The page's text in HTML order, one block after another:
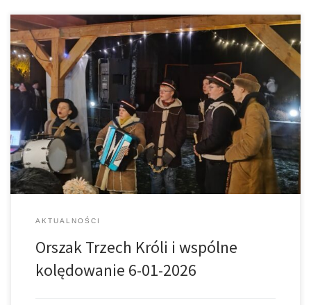
Po Mszy św. o godz. 15. uczestnicy liturgii i ci, który przed godz. 16
przyszli specjalnie na orszak, wyszli z parafialnej świątyni i przy
gromko śpiewanej kolędzie okrążyli kościół i udali się na plac
integracyjny pod chmurką koło plebanii, gdzie odbyło się
parafialne kolędowanie. W słowie przed orszakiem Ks. proboszcz
[…]
AKTUALNOŚCI
Orszak Trzech Króli i wspólne
kolędowanie 6-01-2026